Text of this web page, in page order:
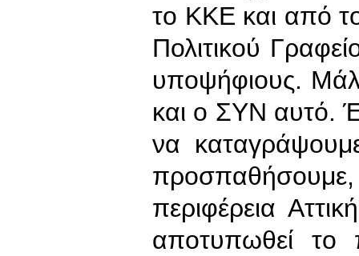
το ΚΚΕ και από
Πολιτικού
υποψήφιους.
και ο ΣΥΝ αυτό.
να
προσπαθήσουμε,
περιφέρεια
αποτυπωθεί το